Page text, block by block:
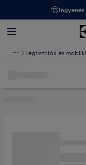
Légtisztítók és